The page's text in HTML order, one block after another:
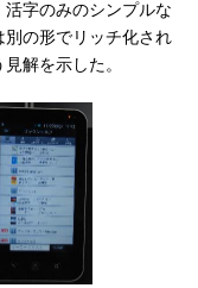
字のみのシンプルな
の形でリッチ化され
解を示した。